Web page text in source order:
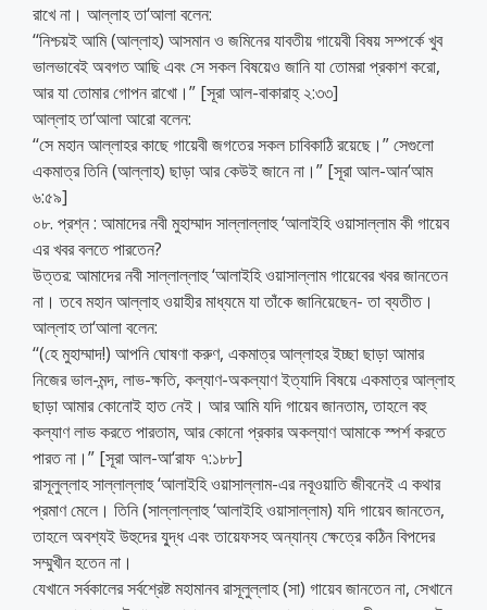
রাখে না। আল্লাহ তা‘আলা বলেন:
‘‘নিশ্চয়ই আমি (আল্লাহ) আসমান ও জমিনের যাবতীয় গায়েবী বিষয় সম্পর্কে খুব
ভালভাবেই অবগত আছি এবং সে সকল বিষয়েও জানি যা তোমরা প্রকাশ করো,
আর যা তোমার গোপন রাখো।” [সূরা আল-বাকারাহ্ ২:৩৩]
আল্লাহ তা‘আলা আরো বলেন:
‘‘সে মহান আল্লাহর কাছে গায়েবী জগতের সকল চাবিকাঠি রয়েছে।” সেগুলো
একমাত্র তিনি (আল্লাহ) ছাড়া আর কেউই জানে না।” [সূরা আল-আন‘আম
৬:৫৯]
০৮. প্রশ্ন : আমাদের নবী মুহাম্মাদ সাল্লাল্লাহু ‘আলাইহি ওয়াসাল্লাম কী গায়েব
এর খবর বলতে পারতেন?
উত্তর: আমাদের নবী সাল্লাল্লাহু ‘আলাইহি ওয়াসাল্লাম গায়েবের খবর জানতেন
না। তবে মহান আল্লাহ ওয়াহীর মাধ্যমে যা তাঁকে জানিয়েছেন- তা ব্যতীত।
আল্লাহ তা‘আলা বলেন:
‘‘(হে মুহাম্মাদ!) আপনি ঘোষণা করুণ, একমাত্র আল্লাহর ইচ্ছা ছাড়া আমার
নিজের ভাল-মন্দ, লাভ-ক্ষতি, কল্যাণ-অকল্যাণ ইত্যাদি বিষয়ে একমাত্র আল্লাহ
ছাড়া আমার কোনোই হাত নেই। আর আমি যদি গায়েব জানতাম, তাহলে বহু
কল্যাণ লাভ করতে পারতাম, আর কোনো প্রকার অকল্যাণ আমাকে স্পর্শ করতে
পারত না।” [সূরা আল-আ‘রাফ ৭:১৮৮]
রাসূলুল্লাহ সাল্লাল্লাহু ‘আলাইহি ওয়াসাল্লাম-এর নবূওয়াতি জীবনেই এ কথার
প্রমাণ মেলে। তিনি (সাল্লাল্লাহু ‘আলাইহি ওয়াসাল্লাম) যদি গায়েব জানতেন,
তাহলে অবশ্যই উহুদের যু্দ্ধ এবং তায়েফসহ অন্যান্য ক্ষেত্রে কঠিন বিপদের
সম্মুখীন হতেন না।
যেখানে সর্বকালের সর্বশ্রেষ্ট মহামানব রাসূলুল্লাহ (সা) গায়েব জানতেন না, সেখানে